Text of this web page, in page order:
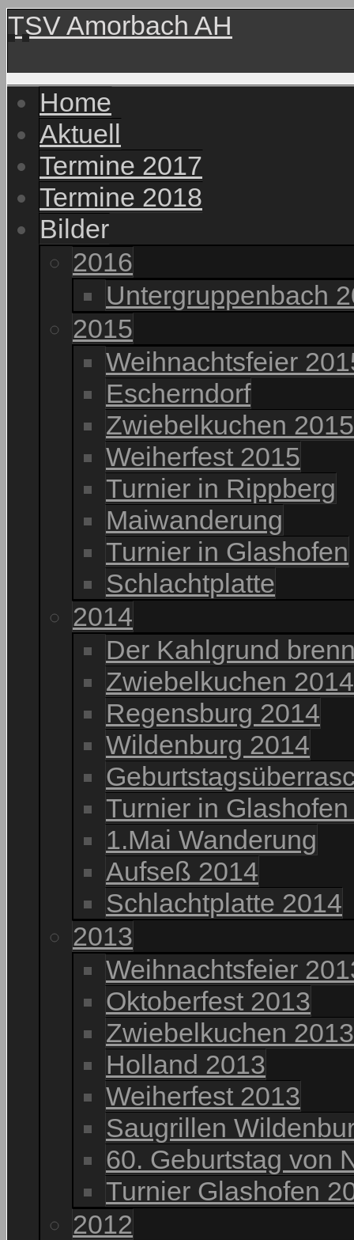
TSV Amorbach AH
Home
Aktuell
Termine 2017
Termine 2018
Bilder
2016
Untergruppenbach
2015
Weihnachtsfeier
Escherndorf
Zwiebelkuchen 2015
Weiherfest 2015
Turnier in Rippberg
Maiwanderung
Turnier in Glashofen
Schlachtplatte
2014
Der Kahlgrund
Zwiebelkuchen 2014
Regensburg 2014
Wildenburg 2014
Turnier in
1.Mai Wanderung
Aufseß 2014
Schlachtplatte 2014
2013
Weihnachtsfeier
Oktoberfest 2013
Zwiebelkuchen 2013
Holland 2013
Weiherfest 2013
Saugrillen
60. Geburtstag von
Turnier Glashofen
2012